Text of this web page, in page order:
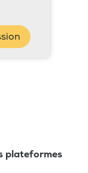
plateformes